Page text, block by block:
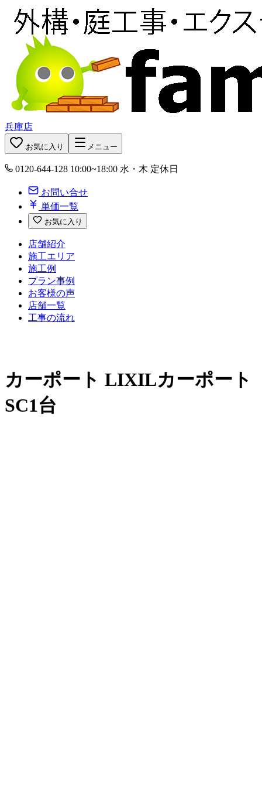
兵庫店
お気に入り メニュー
0120-644-128 10:00~18:00 水・木 定休日
お問い合せ
単価一覧
お気に入り
店舗紹介
施工エリア
施工例
プラン事例
お客様の声
店舗一覧
工事の流れ
カーポート LIXILカーポート
SC1台